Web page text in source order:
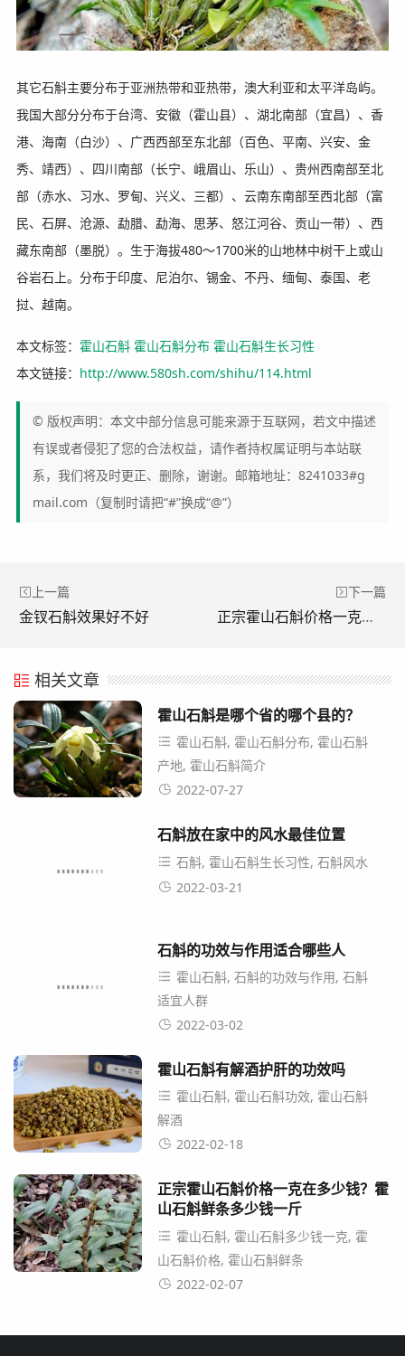
其它石斛主要分布于亚洲热带和亚热带，澳大利亚和太平洋岛屿。
我国大部分分布于台湾、安徽（霍山县）、湖北南部（宜昌）、香
港、海南（白沙）、广西西部至东北部（百色、平南、兴安、金
秀、靖西）、四川南部（长宁、峨眉山、乐山）、贵州西南部至北
部（赤水、习水、罗甸、兴义、三都）、云南东南部至西北部（富
民、石屏、沧源、勐腊、勐海、思茅、怒江河谷、贡山一带）、西
藏东南部（墨脱）。生于海拔480～1700米的山地林中树干上或山
谷岩石上。分布于印度、尼泊尔、锡金、不丹、缅甸、泰国、老
挝、越南。
本文标签： 霍山石斛 霍山石斛分布 霍山石斛生长习性
本文链接： http://www.580sh.com/shihu/114.html
© 版权声明：本文中部分信息可能来源于互联网，若文中描述
有误或者侵犯了您的合法权益，请作者持权属证明与本站联
系，我们将及时更正、删除，谢谢。邮箱地址：8241033#g
mail.com（复制时请把“#”换成“@”）
上一篇
金钗石斛效果好不好
下一篇
正宗霍山石斛价格一克在多少钱？霍山石斛鲜条多少钱一斤
相关文章
霍山石斛是哪个省的哪个县的？
霍山石斛, 霍山石斛分布, 霍山石斛
产地, 霍山石斛简介
2022-07-27
石斛放在家中的风水最佳位置
石斛, 霍山石斛生长习性, 石斛风水
2022-03-21
石斛的功效与作用适合哪些人
霍山石斛, 石斛的功效与作用, 石斛
适宜人群
2022-03-02
霍山石斛有解酒护肝的功效吗
霍山石斛, 霍山石斛功效, 霍山石斛
解酒
2022-02-18
正宗霍山石斛价格一克在多少钱？霍
山石斛鲜条多少钱一斤
霍山石斛, 霍山石斛多少钱一克, 霍
山石斛价格, 霍山石斛鲜条
2022-02-07